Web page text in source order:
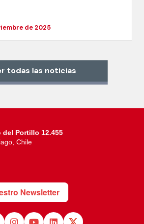
de 2025
todas las noticias
del Portillo 12.455
Chile
Newsletter